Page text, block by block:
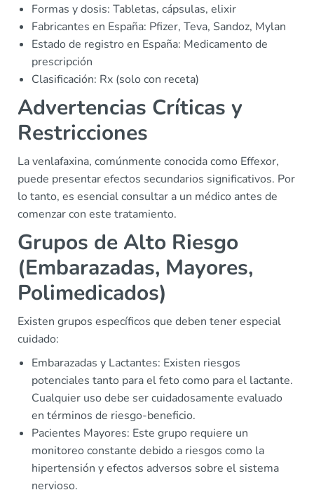
Formas y dosis: Tabletas, cápsulas, elixir
Fabricantes en España: Pfizer, Teva, Sandoz, Mylan
Estado de registro en España: Medicamento de
prescripción
Clasificación: Rx (solo con receta)
Advertencias Críticas y
Restricciones
La venlafaxina, comúnmente conocida como Effexor,
puede presentar efectos secundarios significativos. Por
lo tanto, es esencial consultar a un médico antes de
comenzar con este tratamiento.
Grupos de Alto Riesgo
(Embarazadas, Mayores,
Polimedicados)
Existen grupos específicos que deben tener especial
cuidado:
Embarazadas y Lactantes: Existen riesgos
potenciales tanto para el feto como para el lactante.
Cualquier uso debe ser cuidadosamente evaluado
en términos de riesgo-beneficio.
Pacientes Mayores: Este grupo requiere un
monitoreo constante debido a riesgos como la
hipertensión y efectos adversos sobre el sistema
nervioso.